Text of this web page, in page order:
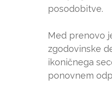
posodobitve.
Med prenovo
zgodovinske
ikoničnega
ponovnem